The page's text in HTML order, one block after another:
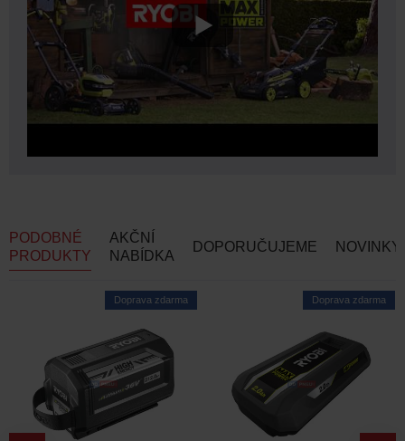
PODOBNÉ
PRODUKTY
AKČNÍ
NABÍDKA
DOPORUČUJEME NOVINKY
Doprava zdarma Doprava zdarma